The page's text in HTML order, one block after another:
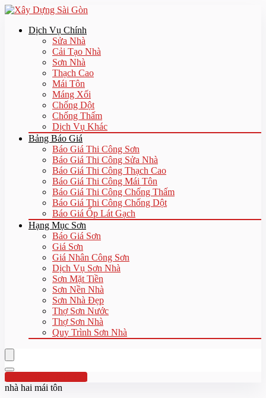
Dịch Vụ Chính
Sửa Nhà
Cải Tạo Nhà
Sơn Nhà
Thạch Cao
Mái Tôn
Máng Xối
Chống Dột
Chống Thấm
Dịch Vụ Khác
Bảng Báo Giá
Báo Giá Thi Công Sơn
Báo Giá Thi Công Sửa Nhà
Báo Giá Thi Công Thạch Cao
Báo Giá Thi Công Mái Tôn
Báo Giá Thi Công Chống Thấm
Báo Giá Thi Công Chống Dột
Báo Giá Ốp Lát Gạch
Hạng Mục Sơn
Báo Giá Sơn
Giá Sơn
Giá Nhân Công Sơn
Dịch Vụ Sơn Nhà
Sơn Mặt Tiền
Sơn Nền Nhà
Sơn Nhà Đẹp
Thợ Sơn Nước
Thợ Sơn Nhà
Quy Trình Sơn Nhà
Hotline:0961 894 472
nhà hai mái tôn